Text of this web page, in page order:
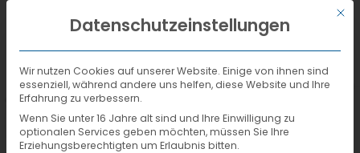
DEUTSCHMit
Datenschutzeinstellungen
Wir nutzen Cookies auf unserer Website. Einige von ihnen sind
essenziell, während andere uns helfen, diese Website und Ihre
Erfahrung zu verbessern.
Wenn Sie unter 16 Jahre alt sind und Ihre Einwilligung zu
optionalen Services geben möchten, müssen Sie Ihre
Erziehungsberechtigten um Erlaubnis bitten.